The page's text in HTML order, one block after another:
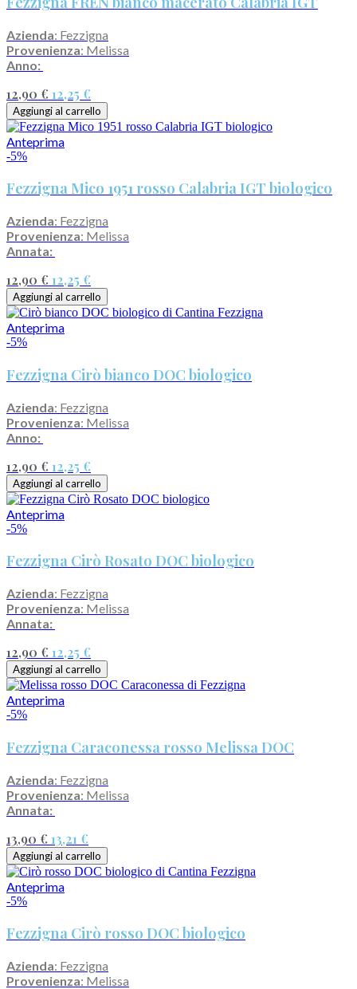
Azienda: Fezzigna
Provenienza: Melissa
Anno:
12,90 € 12,25 €
Aggiungi al carrello
Anteprima
-5%
Fezzigna Mico 1951 rosso Calabria IGT biologico
Azienda: Fezzigna
Provenienza: Melissa
Annata:
12,90 € 12,25 €
Aggiungi al carrello
Anteprima
-5%
Fezzigna Cirò bianco DOC biologico
Azienda: Fezzigna
Provenienza: Melissa
Anno:
12,90 € 12,25 €
Aggiungi al carrello
Anteprima
-5%
Fezzigna Cirò Rosato DOC biologico
Azienda: Fezzigna
Provenienza: Melissa
Annata:
12,90 € 12,25 €
Aggiungi al carrello
Anteprima
-5%
Fezzigna Caraconessa rosso Melissa DOC
Azienda: Fezzigna
Provenienza: Melissa
Annata:
13,90 € 13,21 €
Aggiungi al carrello
Anteprima
-5%
Fezzigna Cirò rosso DOC biologico
Azienda: Fezzigna
Provenienza: Melissa